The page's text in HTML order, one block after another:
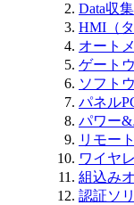
Data収
HMI（
オート
ゲート
ソフト
パネル
パワー
リモー
ワイヤ
組込み
認証ソ